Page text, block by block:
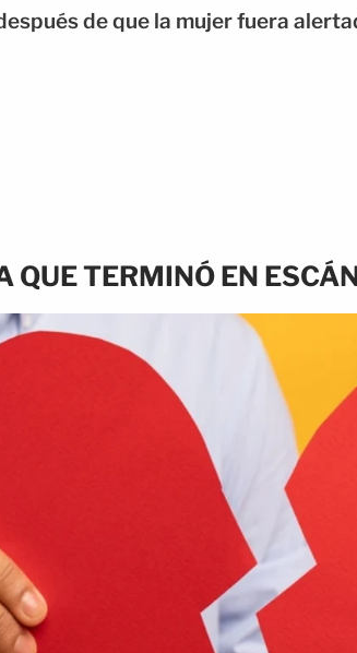
de que la mujer fuera
QUE TERMINÓ EN